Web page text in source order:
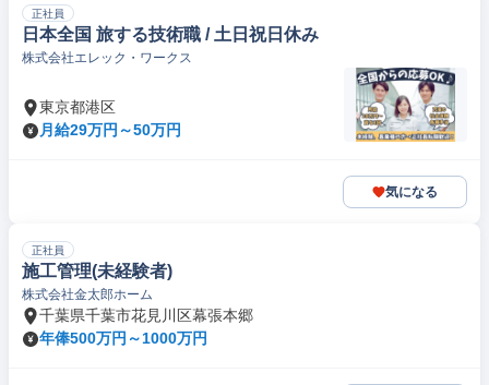
正社員
日本全国 旅する技術職 / 土日祝日休み
株式会社エレック・ワークス
東京都港区
月給29万円～50万円
気になる
正社員
施工管理(未経験者)
株式会社金太郎ホーム
千葉県千葉市花見川区幕張本郷
年俸500万円～1000万円